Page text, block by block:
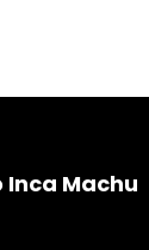
Inca Machu